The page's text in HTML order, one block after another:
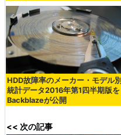
HDD故障率のメーカー・モデル別
統計データ2016年第1四半期版を
Backblazeが公開
<< 次の記事